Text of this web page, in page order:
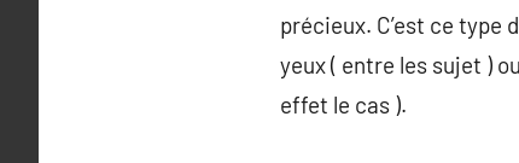
précieux. C’est ce type
yeux ( entre les sujet )
effet le cas ).